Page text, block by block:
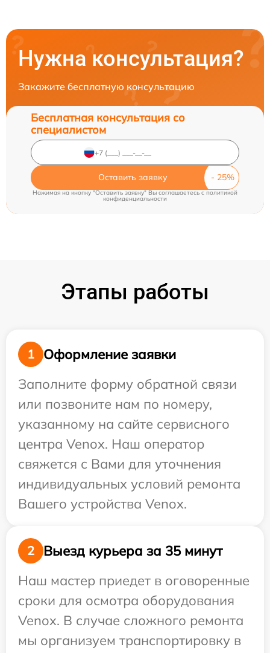
Нужна консультация?
Закажите бесплатную консультацию
Бесплатная консультация со
специалистом
Оставить заявку
Нажимая на кнопку "Оставить заявку" Вы соглашаетесь cполитикой
конфиденциальности
Этапы работы
1
Оформление заявки
Заполните форму обратной связи
или позвоните нам по номеру,
указанному на сайте сервисного
центра Venox. Наш оператор
свяжется с Вами для уточнения
индивидуальных условий ремонта
Вашего устройства Venox.
2
Выезд курьера за 35 минут
Наш мастер приедет в оговоренные
сроки для осмотра оборудования
Venox. В случае сложного ремонта
мы организуем транспортировку в